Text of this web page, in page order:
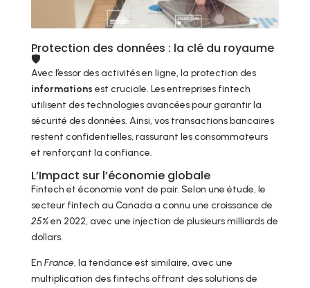
Protection des données : la clé du royaume
🛡
Avec l’essor des activités en ligne, la protection des
informations est cruciale. Les entreprises fintech
utilisent des technologies avancées pour garantir la
sécurité des données. Ainsi, vos transactions bancaires
restent confidentielles, rassurant les consommateurs
et renforçant la confiance.
L’Impact sur l’économie globale
Fintech et économie vont de pair. Selon une étude, le
secteur fintech au Canada a connu une croissance de
25%en 2022, avec une injection de plusieurs milliards de
dollars.
En France, la tendance est similaire, avec une
multiplication des fintechs offrant des solutions de